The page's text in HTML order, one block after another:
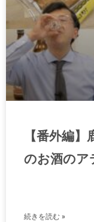
【番外編
のお酒のア
続きを読む »